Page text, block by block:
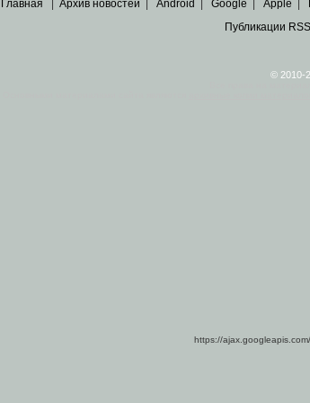
Главная Архив новостей Android Google Apple
Публикации RSS
© 2010-
https://